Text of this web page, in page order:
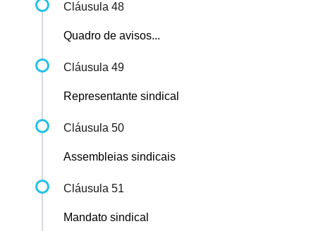
Cláusula 48
Quadro de avisos...
Cláusula 49
Representante sindical
Cláusula 50
Assembleias sindicais
Cláusula 51
Mandato sindical